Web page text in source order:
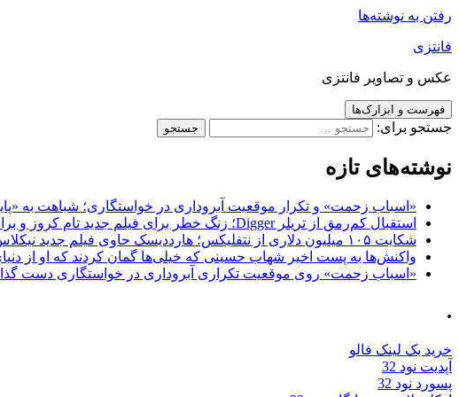
رفتن به نوشته‌ها
فانتزی
عکس و تصاویر فانتزی
فهرست و ابزارک‌ها
جستجو برای:
نوشته‌های تازه
«اسباب زحمت» و تکرار موقعیت آبروداری در خواستگاری؛ شباهت به «پایتخت7» و چرخش بر مدار
استقبال کم‌رمق از تریلر Digger؛ زنگ خطر برای فیلم جدید تام کروز و برادران وارنر
شکایت ۱۰۵ میلیون دلاری از نتفلیکس؛ هارددیسک حاوی فیلم جدید نیکلاس کیج به سرقت رفت
واکنش‌ها به پست اخیر شهاب حسینی که خیلی‌ها گمان کردند که او از
«اسباب زحمت» روی موقعیت تکراری آبروداری در خواستگاری دست گذاشته دقیقا
.
خرید بک لینک فالو
آپدیت نود 32
پسورد نود 32